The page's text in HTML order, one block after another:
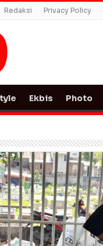
Redaksi Privacy Policy
Ekbis Photo